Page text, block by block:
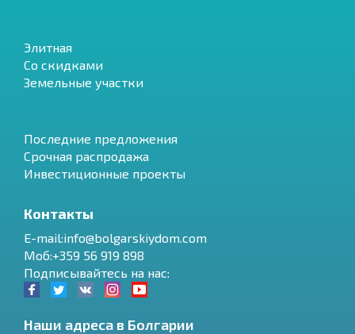
Элитная
Со скидками
Земельные участки
Последние предложения
Срочная распродажа
Инвестиционные проекты
Контакты
E-mail:info@bolgarskiydom.com
Моб:+359 56 919 898
Подписывайтесь на нас:
Наши адреса в Болгарии